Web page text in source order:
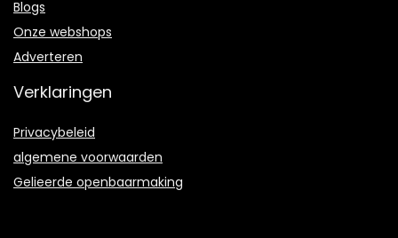
Blogs
Onze webshops
Adverteren
Verklaringen
Privacybeleid
algemene voorwaarden
Gelieerde openbaarmaking